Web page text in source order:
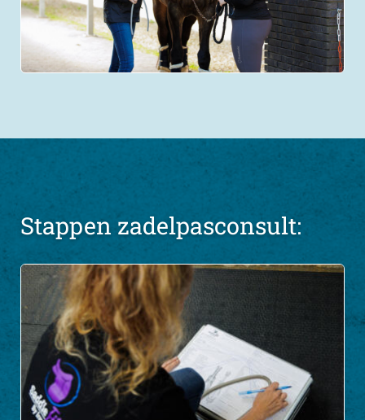
Stappen zadelpasconsult: